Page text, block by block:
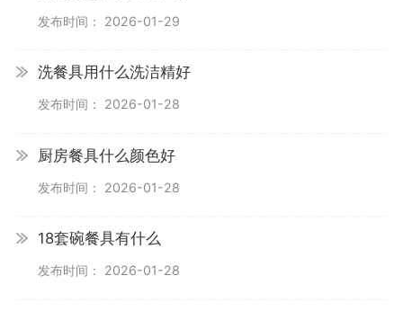
发布时间： 2026-01-29
洗餐具用什么洗洁精好
发布时间： 2026-01-28
厨房餐具什么颜色好
发布时间： 2026-01-28
18套碗餐具有什么
发布时间： 2026-01-28